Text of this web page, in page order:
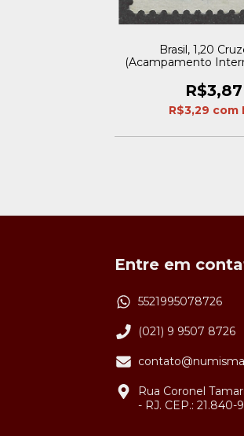
Brasil, 1,20
(Acampamento
R$3,87
R$3,29 com
Entre em
5521995078726
(021) 9 9507 8726
Rua Coronel
- RJ. CEP.: 21.840-